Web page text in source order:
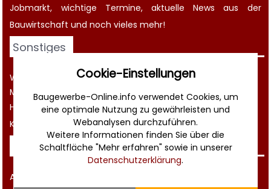
Jobmarkt, wichtige Termine, aktuelleNews aus der
Bauwirtschaft und noch vieles mehr!
Sonstiges
Werbung
Musterverträge und Vorlagen
Hilfe
Kontakt
Rechtliches
AGB
Cookie-Einstellungen
Baugewerbe-Online.info verwendet Cookies, um
eine optimale Nutzung zu gewährleisten und
Webanalysen durchzuführen.
Weitere Informationen finden Sie über die
Schaltfläche "Mehr erfahren" sowie in unserer
Datenschutzerklärung.